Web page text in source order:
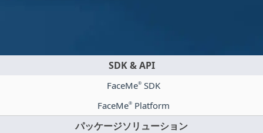
SDK & API
FaceMe®SDK
FaceMe®Platform
パッケージソリューション